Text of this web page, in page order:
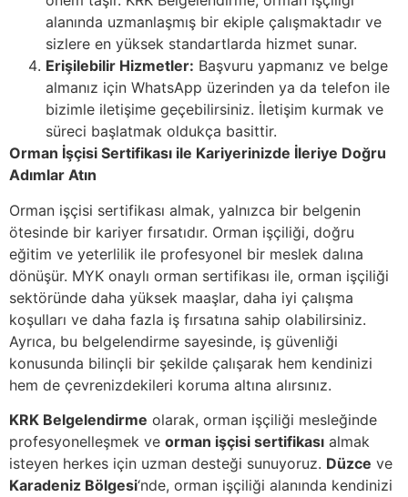
alanında uzmanlaşmış bir ekiple çalışmaktadır ve
sizlere en yüksek standartlarda hizmet sunar.
Erişilebilir Hizmetler: Başvuru yapmanız ve belge
almanız için WhatsApp üzerinden ya da telefon ile
bizimle iletişime geçebilirsiniz. İletişim kurmak ve
süreci başlatmak oldukça basittir.
Orman İşçisi Sertifikası ile Kariyerinizde İleriye Doğru
Adımlar Atın
Orman işçisi sertifikası almak, yalnızca bir belgenin
ötesinde bir kariyer fırsatıdır. Orman işçiliği, doğru
eğitim ve yeterlilik ile profesyonel bir meslek dalına
dönüşür. MYK onaylı orman sertifikası ile, orman işçiliği
sektöründe daha yüksek maaşlar, daha iyi çalışma
koşulları ve daha fazla iş fırsatına sahip olabilirsiniz.
Ayrıca, bu belgelendirme sayesinde, iş güvenliği
konusunda bilinçli bir şekilde çalışarak hem kendinizi
hem de çevrenizdekileri koruma altına alırsınız.
KRK Belgelendirme olarak, orman işçiliği mesleğinde
profesyonelleşmek ve orman işçisi sertifikası almak
isteyen herkes için uzman desteği sunuyoruz. Düzce ve
Karadeniz Bölgesi‘nde, orman işçiliği alanında kendinizi